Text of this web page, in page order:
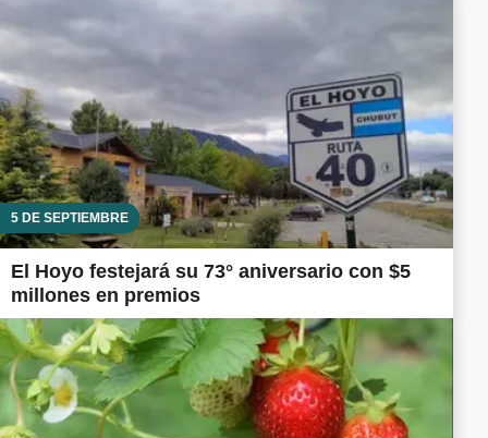
5 DE SEPTIEMBRE
El Hoyo festejará su 73° aniversario con $5
millones en premios